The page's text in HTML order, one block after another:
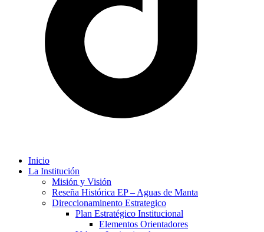
Inicio
La Institución
Misión y Visión
Reseña Histórica EP – Aguas de Manta
Direccionaminento Estrategico
Plan Estratégico Institucional
Elementos Orientadores